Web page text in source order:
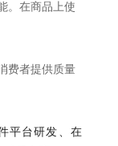
。在商品上使
费者提供质量
平台研发、在